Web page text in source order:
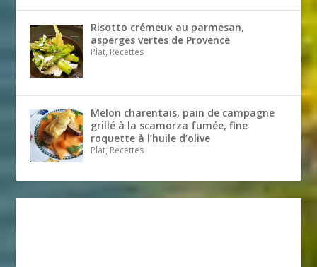
Risotto crémeux au parmesan,
asperges vertes de Provence
Plat, Recettes
Melon charentais, pain de campagne
grillé à la scamorza fumée, fine
roquette à l’huile d’olive
Plat, Recettes